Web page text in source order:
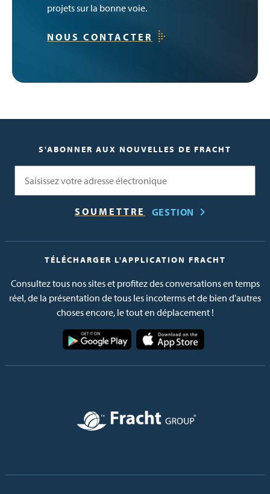
projets sur la bonne voie.
NOUS CONTACTER
S'ABONNER AUX NOUVELLES DE FRACHT
GESTION
TÉLÉCHARGER L'APPLICATION FRACHT
Consultez tous nos sites et profitez des conversations en temps
réel, de la présentation de tous les incoterms et de bien d'autres
choses encore, le tout en déplacement !
Image
Image